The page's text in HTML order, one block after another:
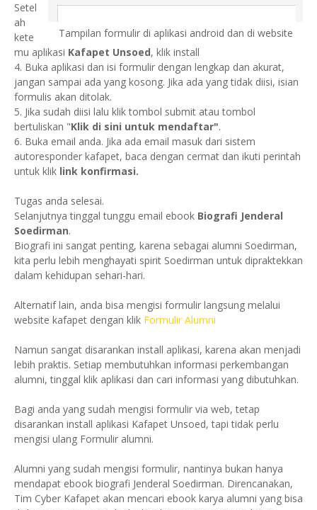
Tampilan formulir di aplikasi android dan di website
Setel
ah
kete
mu aplikasi Kafapet Unsoed, klik install
4. Buka aplikasi dan isi formulir dengan lengkap dan akurat,
jangan sampai ada yang kosong. Jika ada yang tidak diisi, isian
formulis akan ditolak.
5. Jika sudah diisi lalu klik tombol submit atau tombol
bertuliskan "Klik di sini untuk mendaftar".
6. Buka email anda. Jika ada email masuk dari sistem
autoresponder kafapet, baca dengan cermat dan ikuti perintah
untuk klik link konfirmasi.
Tugas anda selesai.
Selanjutnya tinggal tunggu email ebook Biografi Jenderal
Soedirman.
Biografi ini sangat penting, karena sebagai alumni Soedirman,
kita perlu lebih menghayati spirit Soedirman untuk dipraktekkan
dalam kehidupan sehari-hari.
Alternatif lain, anda bisa mengisi formulir langsung melalui
website kafapet dengan klik Formulir Alumni
Namun sangat disarankan install aplikasi, karena akan menjadi
lebih praktis. Setiap membutuhkan informasi perkembangan
alumni, tinggal klik aplikasi dan cari informasi yang dibutuhkan.
Bagi anda yang sudah mengisi formulir via web, tetap
disarankan install aplikasi Kafapet Unsoed, tapi tidak perlu
mengisi ulang Formulir alumni.
Alumni yang sudah mengisi formulir, nantinya bukan hanya
mendapat ebook biografi Jenderal Soedirman. Direncanakan,
Tim Cyber Kafapet akan mencari ebook karya alumni yang bisa